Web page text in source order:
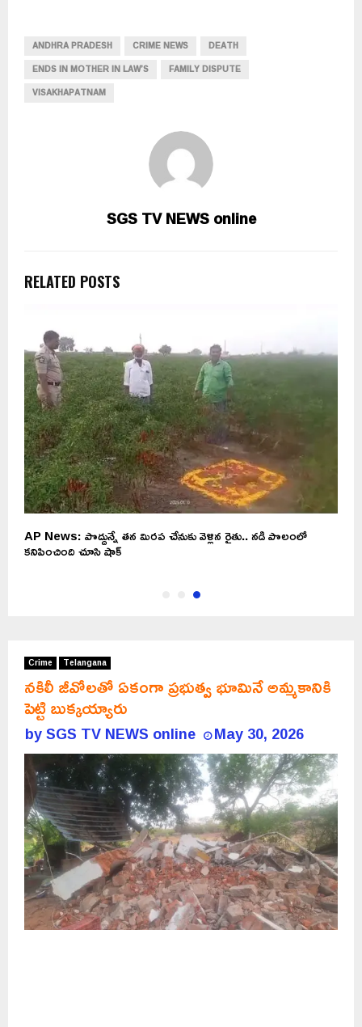
ANDHRA PRADESH CRIME NEWS
DEATH
ENDS IN MOTHER IN LAW’S
FAMILY DISPUTE
VISAKHAPATNAM
SGS TV NEWS online
RELATED POSTS
AP News: పొద్దున్నే తన మిరప చేనుకు వెళ్లిన రైతు.. నడి పొలంలో
కనిపించింది చూసి షాక్
Crime Telangana
నకిలీ జీవోలతో ఏకంగా ప్రభుత్వ భూమినే అమ్మకానికి
పెట్టి బుక్కయ్యారు
bySGS TV NEWS online May 30, 2026